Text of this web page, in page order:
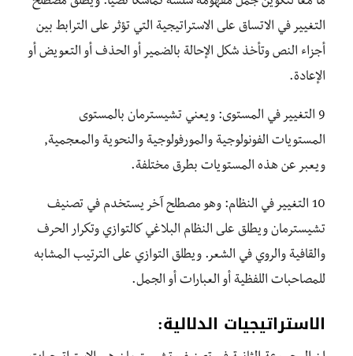
التغيير في الاتساق على الاستراتيجية التي تؤثر على الترابط بين
أجزاء النص وتأخذ شكل الإحالة بالضمير أو الحذف أو التعويض أو
الإعادة.
9 التغيير في المستوى: ويعني تشيسترمان بالمستوى
المستويات الفونولوجية والمورفولوجية والنحوية والمعجمية,
ويعبر عن هذه المستويات بطرق مختلفة.
10 التغيير في النظام: وهو مصطلح آخر يستخدم في تصنيف
تشيسترمان ويطلق على النظام البلاغي كالتوازي وتكرار الحرف
والقافية والروي في الشعر. ويطلق التوازي على الترتيب المشابه
للمصاحبات اللفظية أو العبارات أو الجمل.
الاستراتيجيات الدلالية: